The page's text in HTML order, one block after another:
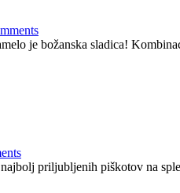
je božanska sladica!
priljubljenih piškotov na